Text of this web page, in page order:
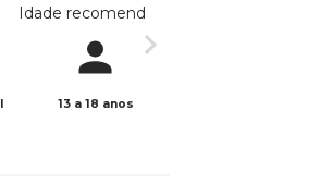
Idade recomendada
13 a 18 anos